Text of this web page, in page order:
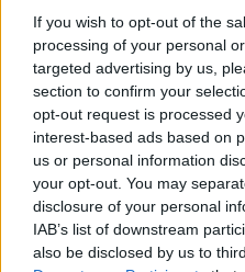
If you wish to opt-out of the
processing of your personal
targeted advertising by us,
section to confirm your
opt-out request is processed
interest-based ads based on
us or personal information
your opt-out. You may
disclosure of your personal
IAB’s list of downstream
also be disclosed by us to
töltöttet eszel, maximum
megbolondítva, azt azért…
Újra itt a nyitás
melaszos
rozslisztes sós
édesem•2015. április 07.
Miután megnyitottam az